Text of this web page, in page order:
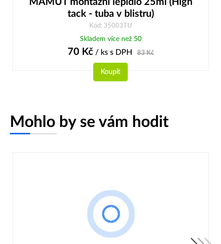
tack - tuba v blistru)
Kód: 35003TU
Skladem více než 50
70 Kč/ ks s DPH 83Kč
Koupit
Mohlo by se vám hodit